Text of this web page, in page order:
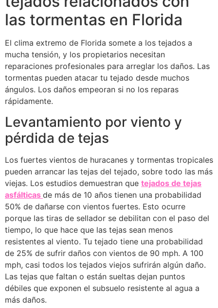
las tormentas en Florida
El clima extremo de Florida somete a los tejados a
mucha tensión, y los propietarios necesitan
reparaciones profesionales para arreglar los daños. Las
tormentas pueden atacar tu tejado desde muchos
ángulos. Los daños empeoran si no los reparas
rápidamente.
Levantamiento por viento y
pérdida de tejas
Los fuertes vientos de huracanes y tormentas tropicales
pueden arrancar las tejas del tejado, sobre todo las más
viejas. Los estudios demuestran que tejados de tejas
asfálticas de más de 10 años tienen una probabilidad
50% de dañarse con vientos fuertes. Esto ocurre
porque las tiras de sellador se debilitan con el paso del
tiempo, lo que hace que las tejas sean menos
resistentes al viento. Tu tejado tiene una probabilidad
de 25% de sufrir daños con vientos de 90 mph. A 100
mph, casi todos los tejados viejos sufrirán algún daño.
Las tejas que faltan o están sueltas dejan puntos
débiles que exponen el subsuelo resistente al agua a
más daños.